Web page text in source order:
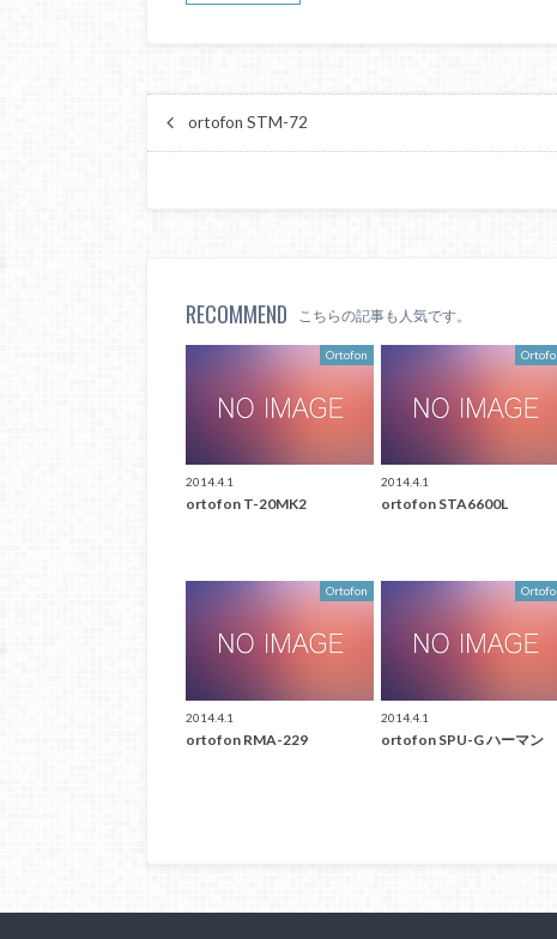
ortofon STM-72
RECOMMEND こちらの記事も人気です。
Ortofon
2014.4.1
ortofon T-20MK2
2014.4.1
ortofon STA6600L
Ortofon
2014.4.1
ortofon RMA-229
2014.4.1
ortofon SPU-G ハーマン